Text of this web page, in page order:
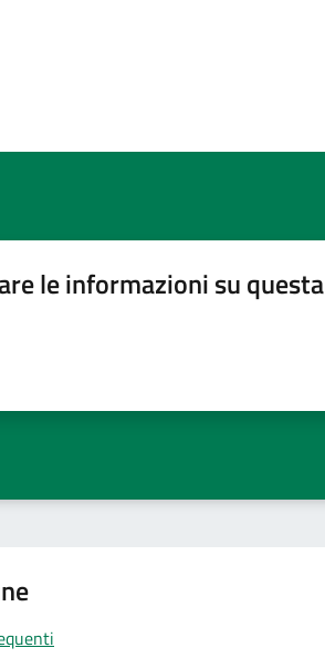
le informazioni su questa